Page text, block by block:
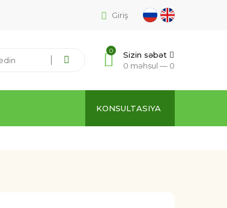
Giriş
0
Sizin səbət
0 məhsul — 0
KONSULTASIYA